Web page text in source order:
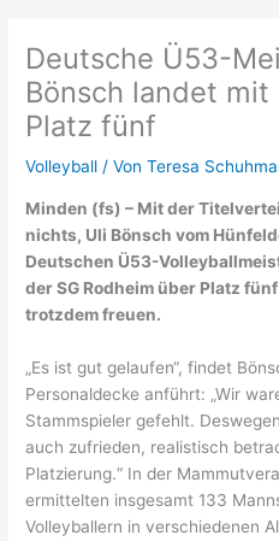
Deutsche Ü53-
Bönsch landet mit
Platz fünf
Volleyball / VonTeresa
Minden (fs) – Mit der
nichts, Uli Bönsch vom
Deutschen Ü53-
der SG Rodheim über Platz
trotzdem freuen.
„Es ist gut gelaufen“, findet
Personaldecke anführt: „Wir
Stammspieler gefehlt.
auch zufrieden, realistisch
Platzierung.“ In der
ermittelten insgesamt 133
Volleyballern in verschiedenen